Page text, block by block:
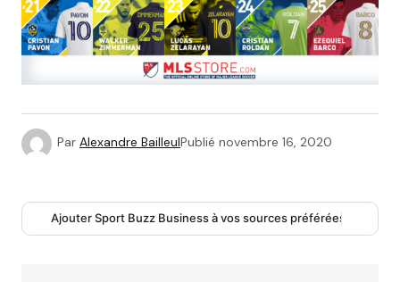
Par Alexandre BailleulPublié novembre 16, 2020
Ajouter Sport Buzz Business à vos sources préférées